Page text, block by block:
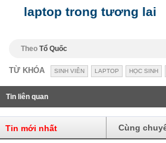
laptop trong tương lai
Theo Tổ Quốc
TỪ KHÓA SINH VIÊN LAPTOP HỌC SINH
Tin liên quan
Tin mới nhất Cùng